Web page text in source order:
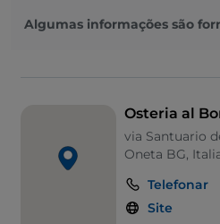
Algumas informações são
Osteria al
via Santuario
Oneta BG,
Telefonar
Site